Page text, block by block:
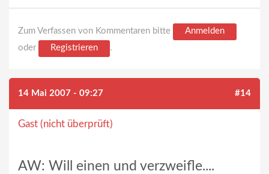
Zum Verfassen von Kommentaren bitte
Anmelden
oder
Registrieren .
14 Mai 2007 - 09:27 #14
Gast (nicht überprüft)
AW: Will einen und verzweifle....